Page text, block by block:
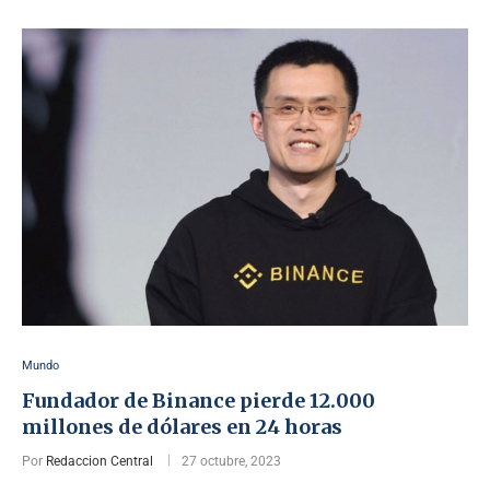
Mundo
Fundador de Binance pierde 12.000
millones de dólares en 24 horas
Por Redaccion Central 27 octubre, 2023